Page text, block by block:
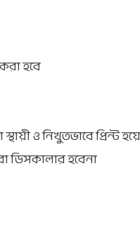
হবে
ও নিখুতভাবে প্রিন্ট
ডিসকালার হবেনা